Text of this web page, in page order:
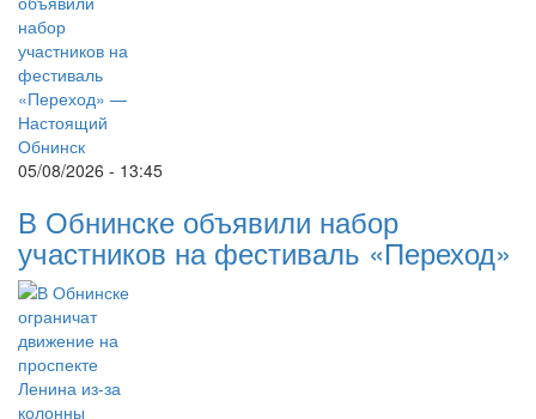
05/08/2026 - 13:45
В Обнинске объявили набор
участников на фестиваль «Переход»